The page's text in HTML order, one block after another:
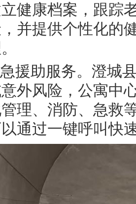
健康档案，跟踪
并提供个性化的
援助服务。澄城
外风险，公寓中
理、消防、急救
通过一键呼叫快